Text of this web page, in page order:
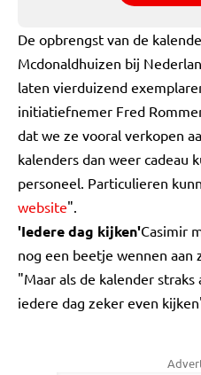
De opbrengst van de
Mcdonaldhuizen bij
laten vierduizend
initiatiefnemer Fred
dat we ze vooral verkopen
kalenders dan weer cadeau
personeel. Particulieren
website".
'Iedere dag kijken'Casimir
nog een beetje wennen aan
"Maar als de kalender
iedere dag zeker even